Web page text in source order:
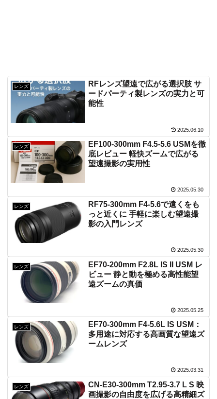
レンズ
RFレンズ望遠で広がる選択肢 サ
ードパーティ製レンズの実力と可
能性
2025.06.10
レンズ
EF100-300mm F4.5-5.6 USMを徹
底レビュー 軽快ズームで広がる
望遠撮影の実用性
2025.05.30
レンズ
RF75-300mm F4-5.6で遠くをも
っと近くに 手軽に楽しむ望遠撮
影の入門レンズ
2025.05.30
レンズ
EF70-200mm F2.8L IS II USM レ
ビュー 静と動を極める高性能望
遠ズームの真価
2025.05.25
レンズ
EF70-300mm F4-5.6L IS USM：
多用途に対応する高画質な望遠ズ
ームレンズ
2025.03.31
レンズ
CN-E30-300mm T2.95-3.7 L S 映
画撮影の自由度を広げる高精細ズ